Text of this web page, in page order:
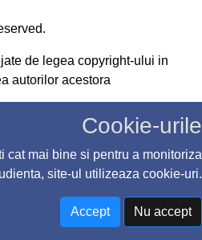
Cookie-urile
cat mai bine si pentru a monitoriza
site-ul utilizeaza cookie-uri.
Accept Nu accept
de legea copyright-ului in
autorilor acestora